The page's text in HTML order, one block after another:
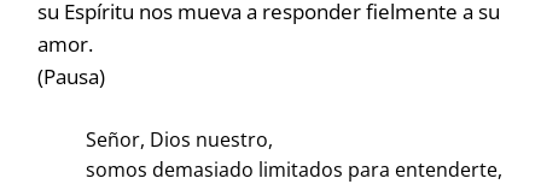
su Espíritu nos mueva a responder fielmente a su
amor.
(Pausa)
Señor, Dios nuestro,
somos demasiado limitados para entenderte,